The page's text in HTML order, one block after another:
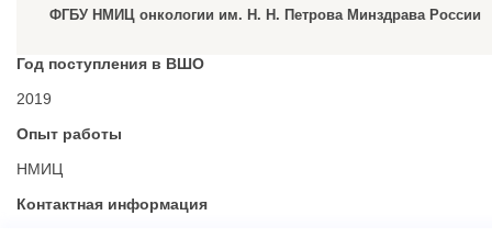
ФГБУ НМИЦ онкологии им. Н. Н. Петрова Минздрава России
Год поступления в ВШО
2019
Опыт работы
НМИЦ
Контактная информация